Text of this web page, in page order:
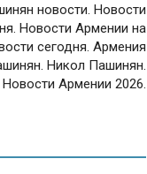
новости. Новости
Новости Армении на
сегодня. Армения
Никол Пашинян.
Новости Армении 2026.